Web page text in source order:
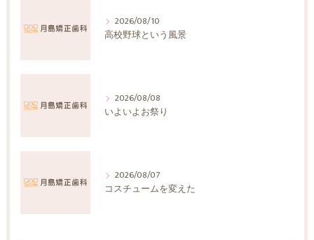
2026/08/10
高校野球という風景
2026/08/08
いよいよお祭り
2026/08/07
コスチュームを変えた